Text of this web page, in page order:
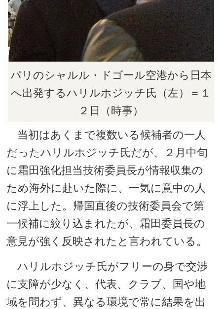
パリのシャルル・ドゴール空港から日本
へ出発するハリルホジッチ氏（左）＝１
２日（時事）
当初はあくまで複数いる候補者の一人
だったハリルホジッチ氏だが、２月中旬
に霜田強化担当技術委員長が情報収集の
ため海外に赴いた際に、一気に意中の人
に浮上した。帰国直後の技術委員会で第
一候補に絞り込まれたが、霜田委員長の
意見が強く反映されたと言われている。
ハリルホジッチ氏がフリーの身で交渉
に支障が少なく、代表、クラブ、国や地
域を問わず、異なる環境で常に結果を出